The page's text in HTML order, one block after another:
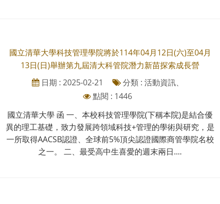
國立清華大學科技管理學院將於114年04月12日(六)至04月
13日(日)舉辦第九屆清大科管院潛力新苗探索成長營
日期 : 2025-02-21
分類 : 活動資訊、
點閱 : 1446
國立清華大學 函 一、本校科技管理學院(下稱本院)是結合優
異的理工基礎，致力發展跨領域科技+管理的學術與研究，是
一所取得AACSB認證、全球前5%頂尖認證國際商管學院名校
之一。 二、最受高中生喜愛的週末兩日....